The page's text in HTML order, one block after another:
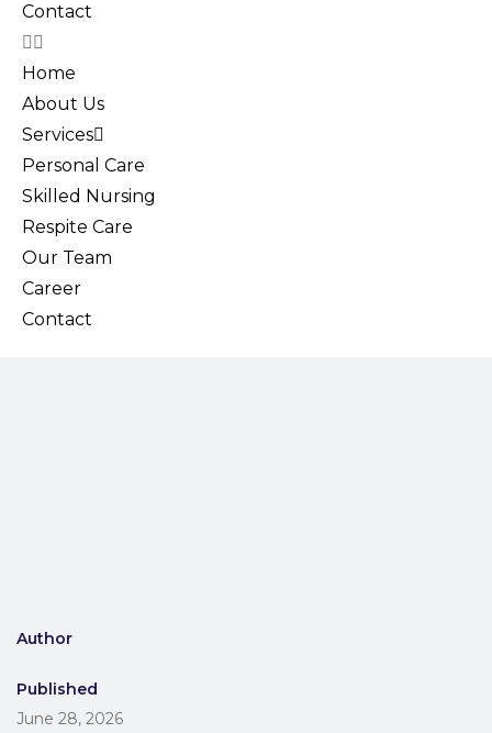
Contact
Home
About Us
Services
Personal Care
Skilled Nursing
Respite Care
Our Team
Career
Contact
Author
Published
June 28, 2026